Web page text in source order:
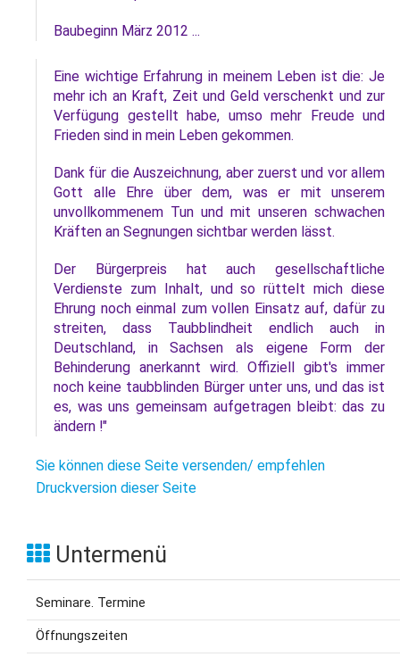
Baubeginn März 2012 ...
Eine wichtige Erfahrung in meinem Leben ist die: Je
mehr ich an Kraft, Zeit und Geld verschenkt und zur
Verfügung gestellt habe, umso mehr Freude und
Frieden sind in mein Leben gekommen.
Dank für die Auszeichnung, aber zuerst und vor allem
Gott alle Ehre über dem, was er mit unserem
unvollkommenem Tun und mit unseren schwachen
Kräften an Segnungen sichtbar werden lässt.
Der Bürgerpreis hat auch gesellschaftliche
Verdienste zum Inhalt, und so rüttelt mich diese
Ehrung noch einmal zum vollen Einsatz auf, dafür zu
streiten, dass Taubblindheit endlich auch in
Deutschland, in Sachsen als eigene Form der
Behinderung anerkannt wird. Offiziell gibt's immer
noch keine taubblinden Bürger unter uns, und das ist
es, was uns gemeinsam aufgetragen bleibt: das zu
ändern !"
Sie können diese Seite versenden/ empfehlen
Druckversion dieser Seite
Untermenü
Seminare. Termine
Öffnungszeiten